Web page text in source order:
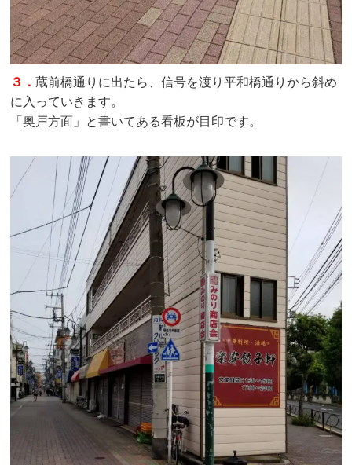
３．蔵前橋通りに出たら、信号を渡り平和橋通りから斜め
に入っていきます。
「奥戸方面」と書いてある看板が目印です。